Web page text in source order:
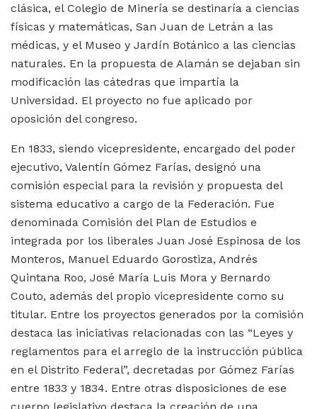
clásica, el Colegio de Minería se destinaría a ciencias
físicas y matemáticas, San Juan de Letrán a las
médicas, y el Museo y Jardín Botánico a las ciencias
naturales. En la propuesta de Alamán se dejaban sin
modificación las cátedras que impartía la
Universidad. El proyecto no fue aplicado por
oposición del congreso.
En 1833, siendo vicepresidente, encargado del poder
ejecutivo, Valentín Gómez Farías, designó una
comisión especial para la revisión y propuesta del
sistema educativo a cargo de la Federación. Fue
denominada Comisión del Plan de Estudios e
integrada por los liberales Juan José Espinosa de los
Monteros, Manuel Eduardo Gorostiza, Andrés
Quintana Roo, José María Luis Mora y Bernardo
Couto, además del propio vicepresidente como su
titular. Entre los proyectos generados por la comisión
destaca las iniciativas relacionadas con las “Leyes y
reglamentos para el arreglo de la instrucción pública
en el Distrito Federal”, decretadas por Gómez Farías
entre 1833 y 1834. Entre otras disposiciones de ese